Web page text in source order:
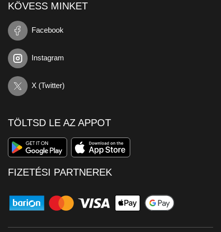
KÖVESS MINKET
Facebook
Instagram
X (Twitter)
TÖLTSD LE AZ APPOT
FIZETÉSI PARTNEREK